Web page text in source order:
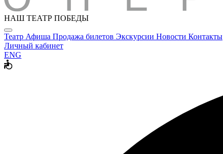
НАШ ТЕАТР ПОБЕДЫ
Театр Афиша Продажа билетов Экскурсии Новости Контакты
Личный кабинет
ENG